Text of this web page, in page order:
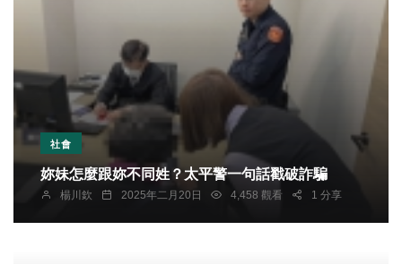
社會
妳妹怎麼跟妳不同姓？太平警一句話戳破詐騙
楊川欽 2025年二月20日 4,458 觀看 1 分享